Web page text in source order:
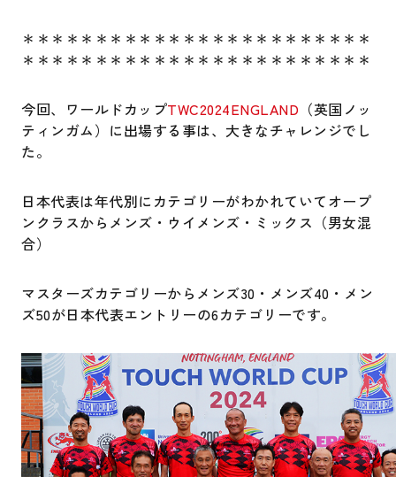
＊＊＊＊＊＊＊＊＊＊＊＊＊＊＊＊＊＊＊＊＊＊＊＊
＊＊＊＊＊＊＊＊＊＊＊＊＊＊＊＊＊＊＊＊＊＊＊＊
今回、ワールドカップTWC2024ENGLAND （英国ノッ
ティンガム）に出場する事は、大きなチャレンジでし
た。
日本代表は年代別にカテゴリーがわかれていてオープ
ンクラスからメンズ・ウイメンズ・ミックス（男女混
合）
マスターズカテゴリーからメンズ30・メンズ40・メン
ズ50が日本代表エントリーの6カテゴリーです。